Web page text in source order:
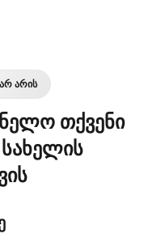
ᲐᲠᲘᲡ
თქვენი